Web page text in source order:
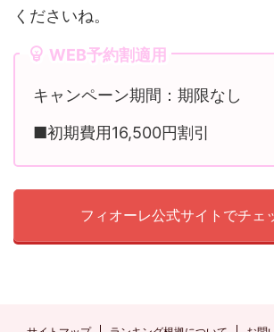
くださいね。
WEB予約割適用
キャンペーン期間：期限なし
■初期費用16,500円割引
フィオーレ公式サイトでチェ